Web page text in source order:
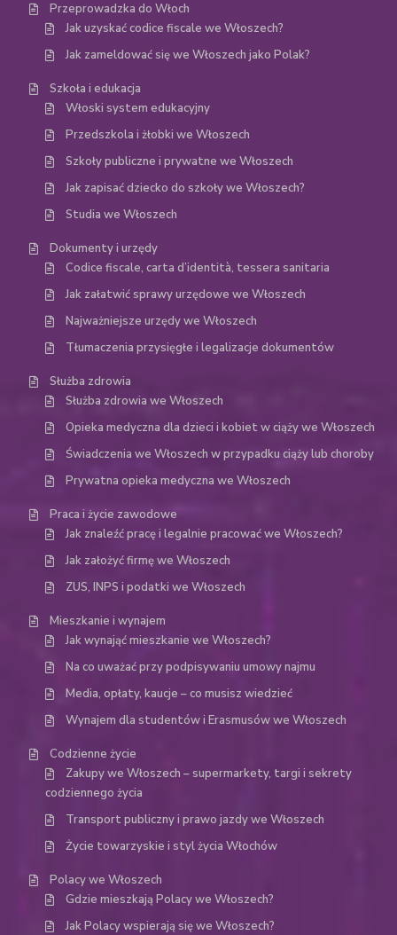
Przeprowadzka do Włoch
Jak uzyskać codice fiscale we Włoszech?
Jak zameldować się we Włoszech jako Polak?
Szkoła i edukacja
Włoski system edukacyjny
Przedszkola i żłobki we Włoszech
Szkoły publiczne i prywatne we Włoszech
Jak zapisać dziecko do szkoły we Włoszech?
Studia we Włoszech
Dokumenty i urzędy
Codice fiscale, carta d’identità, tessera sanitaria
Jak załatwić sprawy urzędowe we Włoszech
Najważniejsze urzędy we Włoszech
Tłumaczenia przysięgłe i legalizacje dokumentów
Służba zdrowia
Służba zdrowia we Włoszech
Opieka medyczna dla dzieci i kobiet w ciąży we Włoszech
Świadczenia we Włoszech w przypadku ciąży lub choroby
Prywatna opieka medyczna we Włoszech
Praca i życie zawodowe
Jak znaleźć pracę i legalnie pracować we Włoszech?
Jak założyć firmę we Włoszech
ZUS, INPS i podatki we Włoszech
Mieszkanie i wynajem
Jak wynająć mieszkanie we Włoszech?
Na co uważać przy podpisywaniu umowy najmu
Media, opłaty, kaucje – co musisz wiedzieć
Wynajem dla studentów i Erasmusów we Włoszech
Codzienne życie
Zakupy we Włoszech – supermarkety, targi i sekrety
codziennego życia
Transport publiczny i prawo jazdy we Włoszech
Życie towarzyskie i styl życia Włochów
Polacy we Włoszech
Gdzie mieszkają Polacy we Włoszech?
Jak Polacy wspierają się we Włoszech?